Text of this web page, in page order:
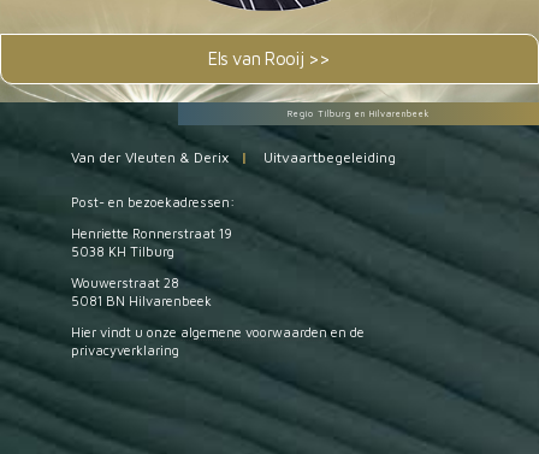
Els van Rooij >>
Regio Tilburg en Hilvarenbeek
Van der Vleuten & Derix | Uitvaartbegeleiding
Post- en bezoekadressen:
Henriette Ronnerstraat 19
5038 KH Tilburg
Wouwerstraat 28
5081 BN Hilvarenbeek
Hier vindt u onze algemene voorwaarden en de
privacyverklaring